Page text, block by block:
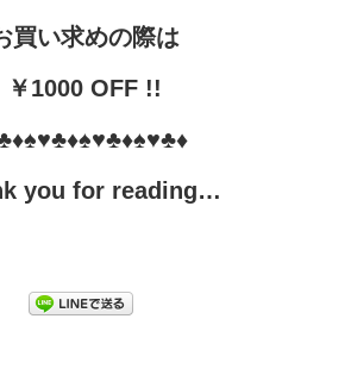
買い求めの際は
￥1000 OFF !!
you for reading…